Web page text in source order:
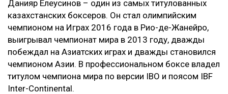
Данияр Елеусинов – один из самых титулованных
казахстанских боксеров. Он стал олимпийским
чемпионом на Играх 2016 года в Рио-де-Жанейро,
выигрывал чемпионат мира в 2013 году, дважды
побеждал на Азиатских играх и дважды становился
чемпионом Азии. В профессиональном боксе владел
титулом чемпиона мира по версии IBO и поясом IBF
Inter-Continental.